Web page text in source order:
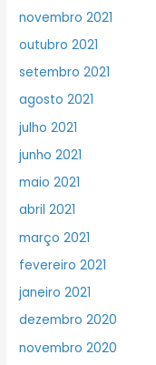
novembro 2021
outubro 2021
setembro 2021
agosto 2021
julho 2021
junho 2021
maio 2021
abril 2021
março 2021
fevereiro 2021
janeiro 2021
dezembro 2020
novembro 2020